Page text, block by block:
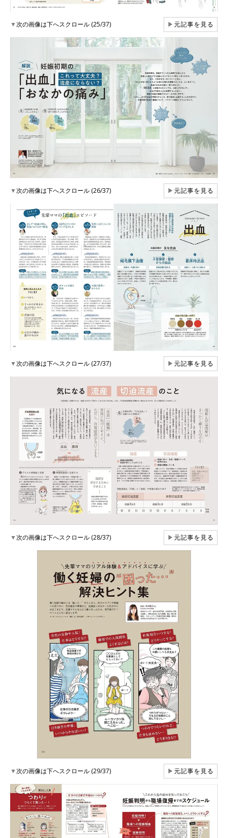
▼次の画像は下へスクロール (25/37) ▶元記事を見る
▼次の画像は下へスクロール (26/37) ▶元記事を見る
▼次の画像は下へスクロール (27/37) ▶元記事を見る
▼次の画像は下へスクロール (28/37) ▶元記事を見る
▼次の画像は下へスクロール (29/37) ▶元記事を見る